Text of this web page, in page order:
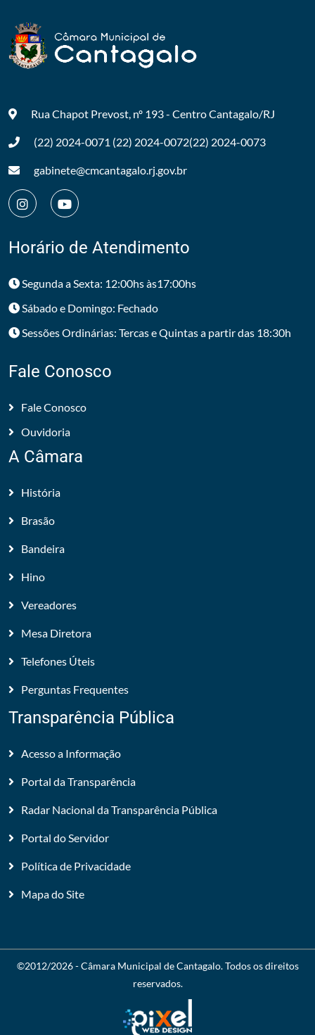
Rua Chapot Prevost, nº 193 - CentroCantagalo/RJ
(22) 2024-0071 (22) 2024-0072(22) 2024-0073
gabinete@cmcantagalo.rj.gov.br
Horário de Atendimento
Segunda a Sexta: 12:00hs às17:00hs
Sábado e Domingo: Fechado
Sessões Ordinárias: Tercas e Quintas a partir das 18:30h
Fale Conosco
Fale Conosco
Ouvidoria
A Câmara
História
Brasão
Bandeira
Hino
Vereadores
Mesa Diretora
Telefones Úteis
Perguntas Frequentes
Transparência Pública
Acesso a Informação
Portal da Transparência
Radar Nacional da Transparência Pública
Portal do Servidor
Política de Privacidade
Mapa do Site
©2012/2026 -Câmara Municipal de Cantagalo. Todos os direitos
reservados.